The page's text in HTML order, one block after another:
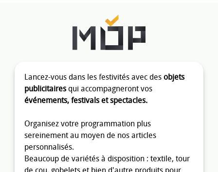
Lancez-vous dans les festivités avec des objets
publicitairesqui accompagneront vos
événements, festivals et spectacles.
Organisez votre programmation plus
sereinement au moyen de nos articles
personnalisés.
Beaucoup de variétés à disposition : textile, tour